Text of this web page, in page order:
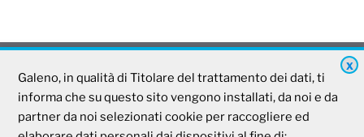
Galeno
Società Mutua Cooperativa
X
Galeno, in qualità di Titolare del trattamento dei dati, ti
informa che su questo sito vengono installati, da noi e da
partner da noi selezionati cookie per raccogliere ed